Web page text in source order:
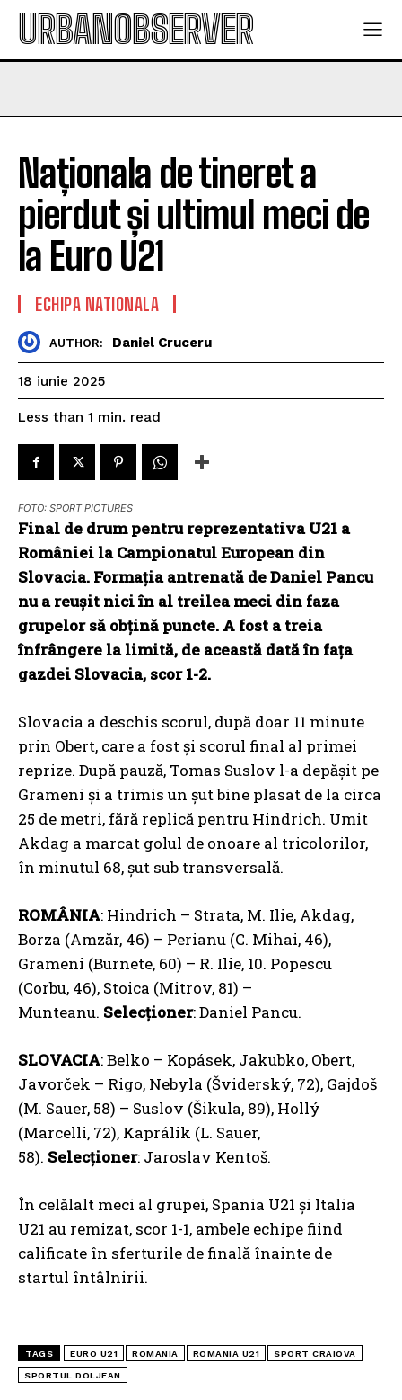
URBANOBSERVER
Naționala de tineret a
pierdut și ultimul meci de
la Euro U21
ECHIPA NATIONALA
AUTHOR: Daniel Cruceru
18 iunie 2025
Less than 1 min. read
FOTO: SPORT PICTURES
Final de drum pentru reprezentativa U21 a
României la Campionatul European din
Slovacia. Formația antrenată de Daniel Pancu
nu a reușit nici în al treilea meci din faza
grupelor să obțină puncte. A fost a treia
înfrângere la limită, de această dată în fața
gazdei Slovacia, scor 1-2.
Slovacia a deschis scorul, după doar 11 minute
prin Obert, care a fost și scorul final al primei
reprize. După pauză, Tomas Suslov l-a depășit pe
Grameni și a trimis un șut bine plasat de la circa
25 de metri, fără replică pentru Hindrich. Umit
Akdag a marcat golul de onoare al tricolorilor,
în minutul 68, șut sub transversală.
ROMÂNIA: Hindrich – Strata, M. Ilie, Akdag,
Borza (Amzăr, 46) – Perianu (C. Mihai, 46),
Grameni (Burnete, 60) – R. Ilie, 10. Popescu
(Corbu, 46), Stoica (Mitrov, 81) –
Munteanu. Selecționer: Daniel Pancu.
SLOVACIA: Belko – Kopásek, Jakubko, Obert,
Javorček – Rigo, Nebyla (Šviderský, 72), Gajdoš
(M. Sauer, 58) – Suslov (Šikula, 89), Hollý
(Marcelli, 72), Kaprálik (L. Sauer,
58). Selecționer: Jaroslav Kentoš.
În celălalt meci al grupei, Spania U21 și Italia
U21 au remizat, scor 1-1, ambele echipe fiind
calificate în sferturile de finală înainte de
startul întâlnirii.
TAGS EURO U21 ROMANIA ROMANIA U21 SPORT CRAIOVA
SPORTUL DOLJEAN